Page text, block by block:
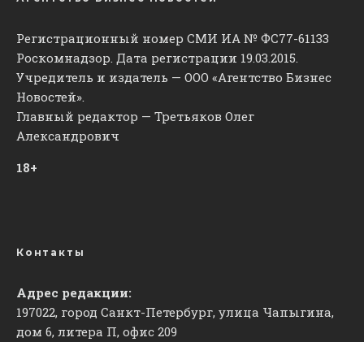
Регистрационный номер СМИ ИА № ФС77-61133
Роскомнадзор. Дата регистрации 19.03.2015.
Учредитель и издатель — ООО «Агентство Бизнес
Новостей».
Главный редактор — Третьяков Олег
Александрович
18+
Контакты
Адрес редакции:
197022, город Санкт-Петербург, улица Чапыгина,
дом 6, литера П, офис 209